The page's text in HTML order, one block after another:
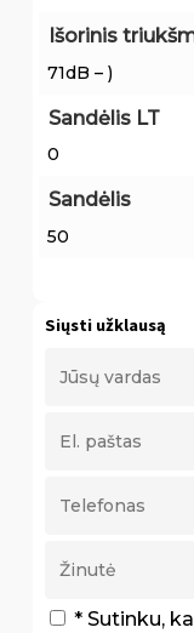
Išorinis
71dB – )
Sandėlis LT
0
Sandėlis
50
Siųsti užklausą
* Sutinku,